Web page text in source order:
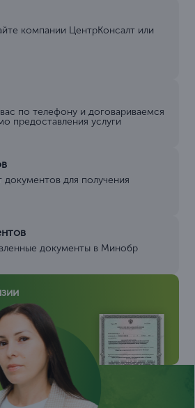
компании ЦентрКонсалт или
по телефону и договариваемся
предоставления услуги
для получения
документы в Минобр